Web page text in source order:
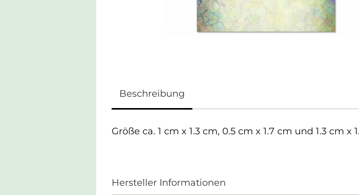
Beschreibung
Größe ca. 1 cm x 1.3 cm, 0.5 cm x 1.7 cm und 1.3 cm x
Hersteller Informationen